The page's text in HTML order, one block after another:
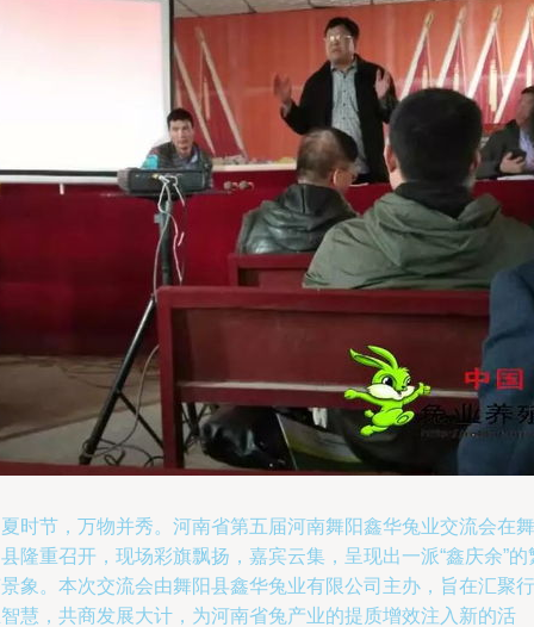
时节，万物并秀。河南省第五届河南舞阳鑫华兔业交流会在舞
隆重召开，现场彩旗飘扬，嘉宾云集，呈现出一派“鑫庆余”的
象。本次交流会由舞阳县鑫华兔业有限公司主办，旨在汇聚行
慧，共商发展大计，为河南省兔产业的提质增效注入新的活